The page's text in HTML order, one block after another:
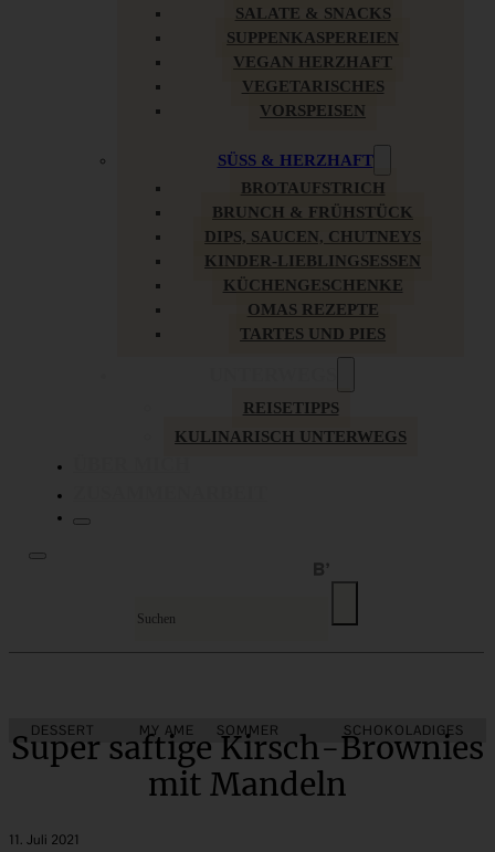
SALATE & SNACKS
SUPPENKASPEREIEN
VEGAN HERZHAFT
VEGETARISCHES
VORSPEISEN
SÜSS & HERZHAFT
BROTAUFSTRICH
BRUNCH & FRÜHSTÜCK
DIPS, SAUCEN, CHUTNEYS
KINDER-LIEBLINGSESSEN
KÜCHENGESCHENKE
OMAS REZEPTE
TARTES UND PIES
REISETIPPS
KULINARISCH UNTERWEGS
DESSERT MY AMERICAN BAKERY SCHOKOLADIGES
SOMMER
Super saftige Kirsch-Brownies
mit Mandeln
11. Juli 2021